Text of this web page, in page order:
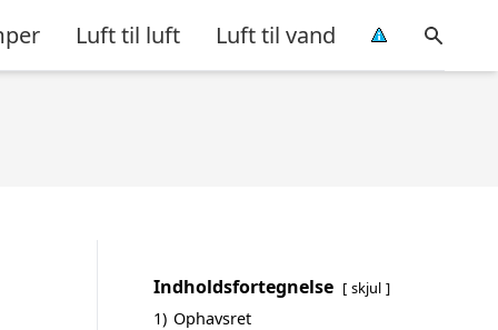
Luft til luft Luft til vand
Indholdsfortegnelse skjul
1) Ophavsret